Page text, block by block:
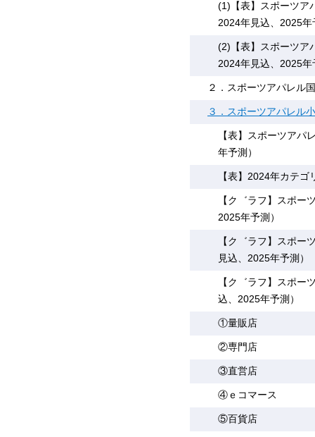
(1)【表】スポーツア
2024年見込、2025年
(2)【表】スポーツア
2024年見込、2025年
２．スポーツアパレル
３．スポーツアパレル
【表】スポーツアパ
年予測）
【表】2024年カテゴ
【ク゛ラフ】スポー
2025年予測）
【ク゛ラフ】スポー
見込、2025年予測）
【ク゛ラフ】スポー
込、2025年予測）
①量販店
②専門店
③直営店
④ｅコマース
⑤百貨店